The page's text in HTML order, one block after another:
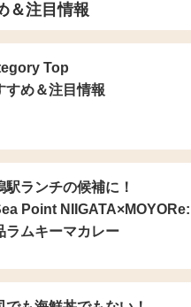
＆注目情報
Top
すめ＆注目情報
駅ランチの候補に！
Point
ラムキーマカレー